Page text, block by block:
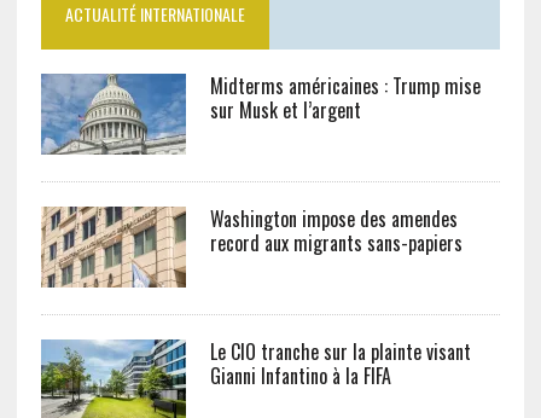
ACTUALITÉ INTERNATIONALE
Midterms américaines : Trump mise
sur Musk et l’argent
Washington impose des amendes
record aux migrants sans-papiers
Le CIO tranche sur la plainte visant
Gianni Infantino à la FIFA